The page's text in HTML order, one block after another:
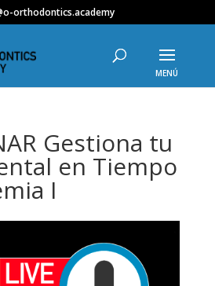
orthodontics.academy
Gestiona tu
en Tiempo
I